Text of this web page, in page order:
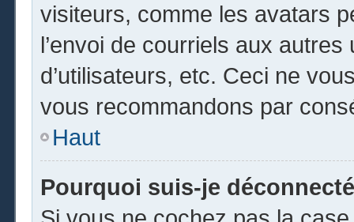
visiteurs, comme les avatars
l’envoi de courriels aux
d’utilisateurs, etc. Ceci ne
vous recommandons par
Haut
Pourquoi suis-je